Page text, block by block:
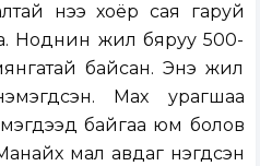
үнээ хоёр сая гаруй
Ноднин жил бяруу 500-
байсан. Энэ жил
Мах урагшаа
байгаа юм болов
мал авдаг нэгдсэн